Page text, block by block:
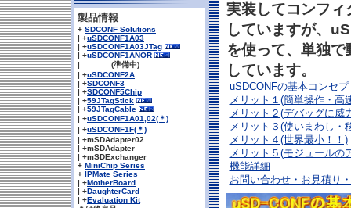
製品情報
+ SDCONF Solutions
| +uSDCONF1A03
| +uSDCONF1A03JTag
| +uSDCONF1ANOR
| (準備中)
| +uSDCONF2A
| +SDCONF3
| +SDCONF5Chip
| +59JTagStick
| +59JTagCable
| +uSDCONF1A01,02(＊)
| +uSDCONF1F(＊)
| +mSDAdapter02
| +mSDAdapter
| +mSDExchanger
+ MiniChip Series
+ IPMate Series
| +MotherBoard
| +DaughterCard
| +Evaluation Kit
実装してコンフィ
していますが、
を使って、単独で
しています。
uSDCONFの基本コンセプ
メリット１(簡単操作・高
メリット２(デバッグに威
メリット３(使いまわし・
メリット４(世界最小！！)
メリット５(モジュールの
機能詳細
お問い合わせ・お見積り